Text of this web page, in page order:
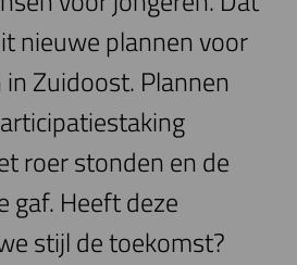
nieuwe plannen voor
Zuidoost. Plannen
roer stonden en de
gaf. Heeft deze
stijl de toekomst?